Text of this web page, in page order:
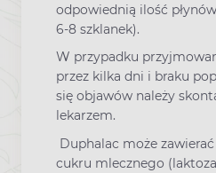
odpowiednią ilość
6-8 szklanek).
W przypadku
przez kilka dni i braku
się objawów należy
lekarzem.
Duphalac może
cukru mlecznego